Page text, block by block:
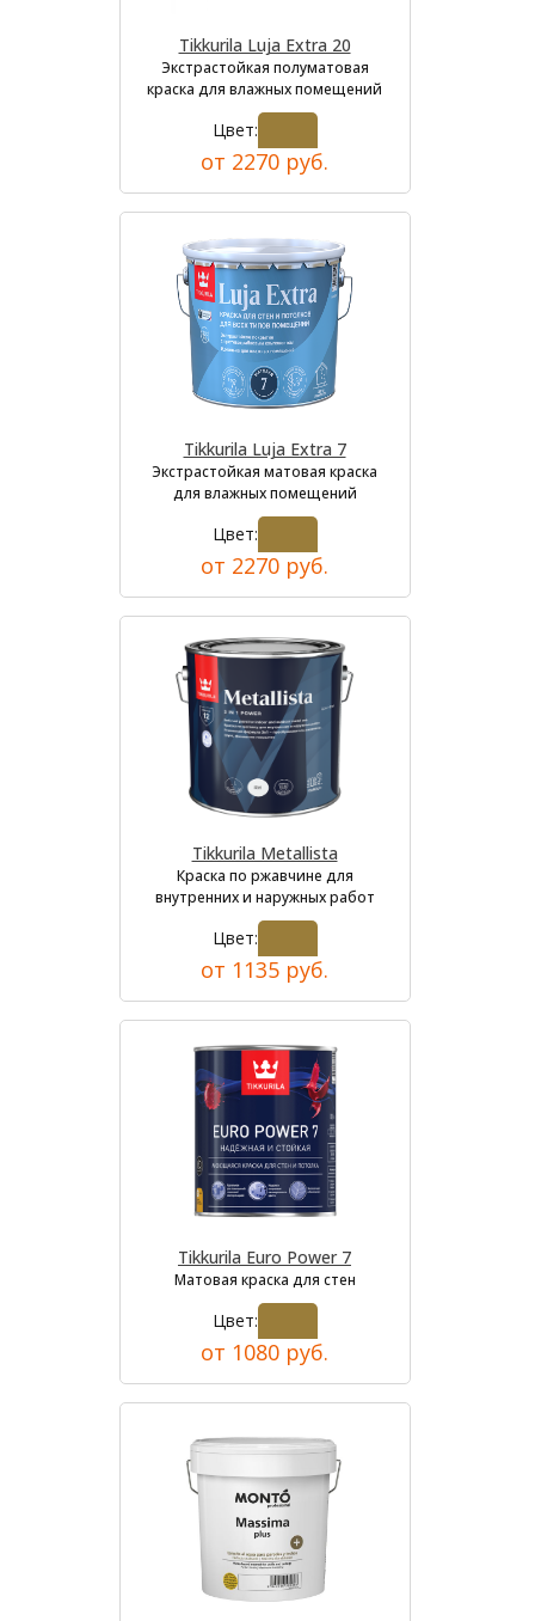
Tikkurila Luja Extra 20
Экстрастойкая полуматовая
краска для влажных помещений
Цвет:
от 2270 руб.
Tikkurila Luja Extra 7
Экстрастойкая матовая краска
для влажных помещений
Цвет:
от 2270 руб.
Tikkurila Metallista
Краска по ржавчине для
внутренних и наружных работ
Цвет:
от 1135 руб.
Tikkurila Euro Power 7
Матовая краска для стен
Цвет:
от 1080 руб.